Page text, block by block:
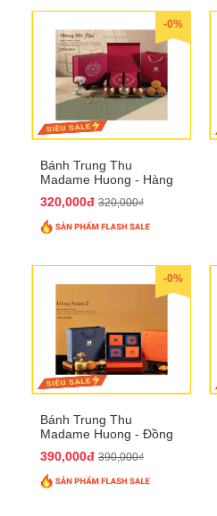
-0%
Bánh Trung Thu
Madame Huong - Hàng
320,000đ 320,000₫
-0%
Bánh Trung Thu
Madame Huong - Đồng
390,000đ 390,000₫